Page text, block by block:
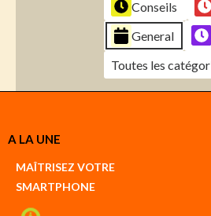
Conseils
General
Toutes les
Créer
compte
A LA UNE
MAÎTRISEZ VOTRE
SMARTPHONE